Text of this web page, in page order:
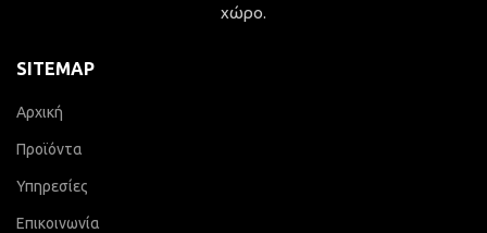
χώρο.
SITEMAP
Αρχική
Προϊόντα
Υπηρεσίες
Επικοινωνία